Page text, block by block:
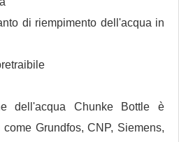
di riempimento dell'acqua in
dell'acqua Chunke Bottle è
Grundfos, CNP, Siemens,